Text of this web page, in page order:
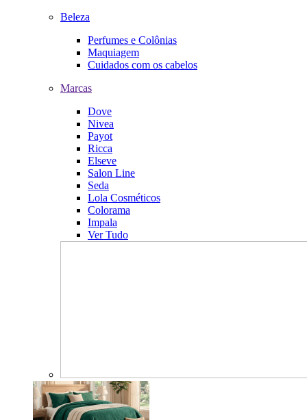
Beleza
Perfumes e Colônias
Maquiagem
Cuidados com os cabelos
Marcas
Dove
Nivea
Payot
Ricca
Elseve
Salon Line
Seda
Lola Cosméticos
Colorama
Impala
Ver Tudo